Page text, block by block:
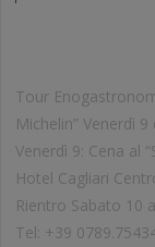
Tour
Michelin” Venerdì
Venerdì 9: Cena al
Hotel Cagliari
Rientro Sabato 10
Tel: +39